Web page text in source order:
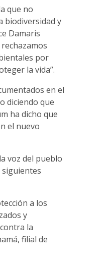
que no
biodiversidad y
Damaris
rechazamos
por
la vida”.
en el
diciendo que
ha dicho que
el nuevo
voz del pueblo
a los
y
la
filial de